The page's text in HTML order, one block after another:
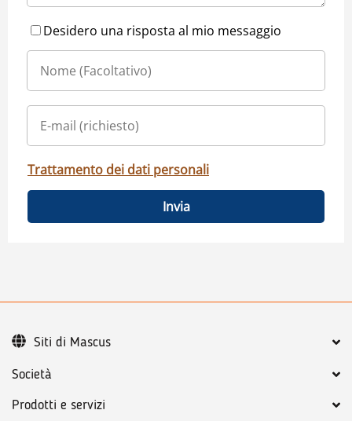
Desidero una risposta al mio messaggio
Trattamento dei dati personali
Invia
Società
Prodotti e servizi
Siti di Mascus